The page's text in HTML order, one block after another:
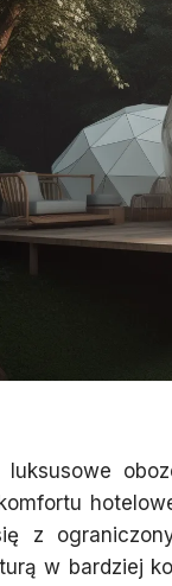
luksusowe
z
w bardziej